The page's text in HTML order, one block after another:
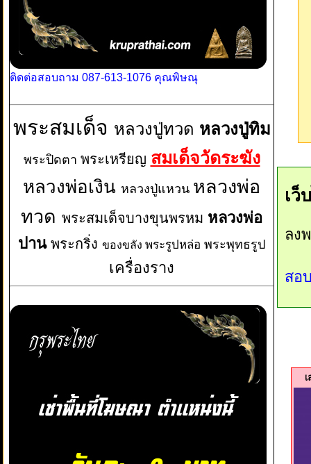
ติดต่อสอบถาม 087-613-1076 คุณพิษณุ
พระสมเด็จ หลวงปู่ทวด หลวงปู่ทิม
พระปิดตา พระเหรียญ สมเด็จวัดระฆัง
หลวงพ่อเงิน หลวงปู่แหวน หลวงพ่อ
ทวด พระสมเด็จบางขุนพรหม หลวงพ่อ
ปาน พระกริ่ง ของขลัง พระรูปหล่อ พระพุทธรูป
เครื่องราง
เว็
ลง
สอ